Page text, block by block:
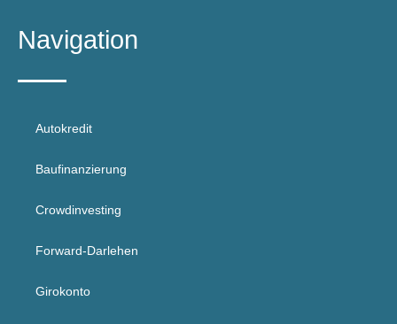
Navigation
Autokredit
Baufinanzierung
Crowdinvesting
Forward-Darlehen
Girokonto